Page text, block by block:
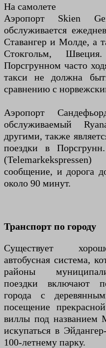
На самолете
Аэропорт Skien
обслуживается
Ставангер и Молде, а
Стокгольм,
Порсгрунном часто
такси не должна
сравнению с
Аэропорт
обслуживаемый
другими, также
поездки в
сообщение, и дорога
около 90 минут.
Транспорт по городу
Существует
автобусная система,
районы
поездки включают
города с
посещение
виллы под
искупаться в
100-летнему парку.